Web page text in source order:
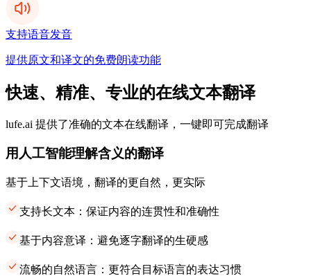
支持语音发音
提供原文和译文的免费朗读功能
快速、精准、专业的在线文本翻译
lufe.ai 提供了准确的文本在线翻译，一键即可完成翻译
用人工智能理解含义的翻译
基于上下文语境，翻译的更自然，更实际
支持长文本：保证内容的连贯性和准确性
基于内容意译：避免逐字翻译的生硬感
流畅的自然语言：更符合目标语言的表达习惯